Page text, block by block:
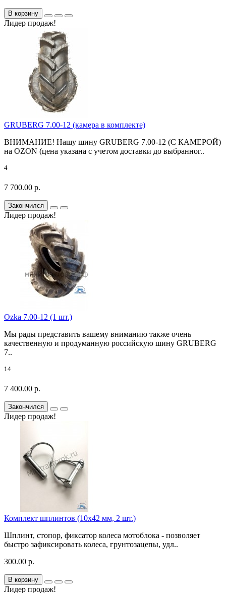
В корзину
Лидер продаж!
GRUBERG 7.00-12 (камера в комплекте)
ВНИМАНИЕ! Нашу шину GRUBERG 7.00-12 (С КАМЕРОЙ)
на OZON (цена указана с учетом доставки до выбранног..
4
7 700.00 р.
Закончился
Лидер продаж!
Ozka 7.00-12 (1 шт.)
Мы рады представить вашему вниманию также очень
качественную и продуманную российскую шину GRUBERG
7..
14
7 400.00 р.
Закончился
Лидер продаж!
Комплект шплинтов (10х42 мм, 2 шт.)
Шплинт, стопор, фиксатор колеса мотоблока - позволяет
быстро зафиксировать колеса, грунтозацепы, удл..
300.00 р.
В корзину
Лидер продаж!